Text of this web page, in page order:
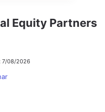
Equity Partners
7/08/2026